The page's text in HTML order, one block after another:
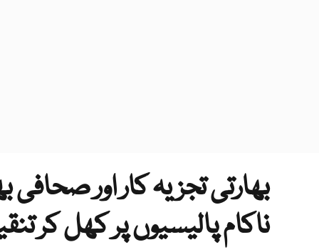
بھارتی تجزیہ کار اور
ناکام پالیسیوں پر کھل کر